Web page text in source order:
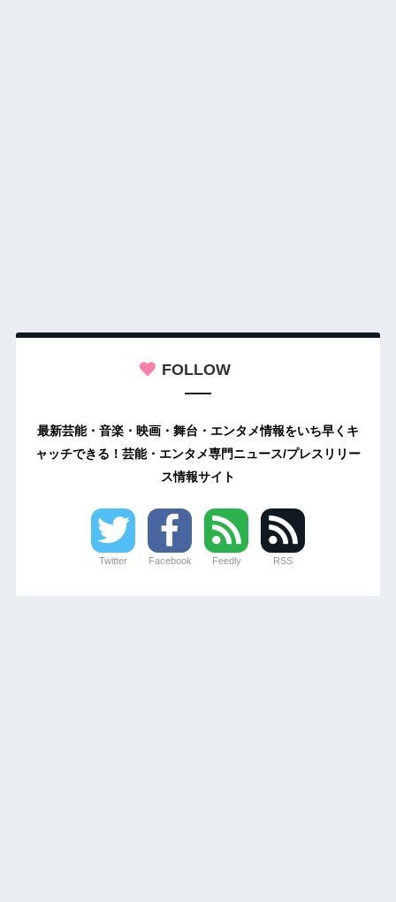
FOLLOW
最新芸能・音楽・映画・舞台・エンタメ情報をいち早くキ
ャッチできる！芸能・エンタメ専門ニュース/プレスリリー
ス情報サイト
Twitter Facebook Feedly RSS